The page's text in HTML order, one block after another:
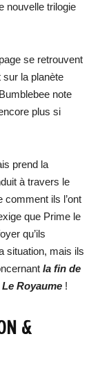
nouvelle trilogie
se retrouvent
sur la planète
note
plus si
prend la
à travers le
comment ils l’ont
que Prime le
qu’ils
situation, mais ils
la fin de
Royaume !
&